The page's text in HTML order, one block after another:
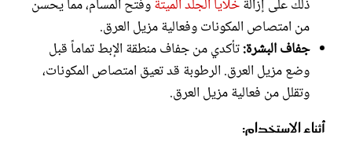
ذلك على إزالةخلايا الجلد الميتةوفتح المسام، مما يحسن
من امتصاص المكونات وفعالية مزيل العرق.
جفاف البشرة:تأكدي من جفاف منطقة الإبط تماماً قبل
وضع مزيل العرق. الرطوبة قد تعيق امتصاص المكونات،
وتقلل من فعالية مزيل العرق.
أثناء الاستخدام: